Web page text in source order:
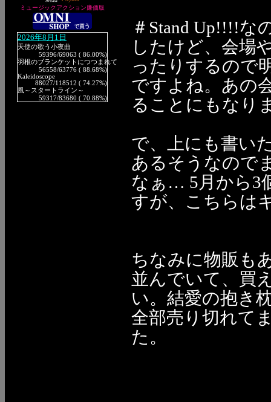
ミュージックアクション廉価版
2026年8月1日
天使の歌う小夜曲
59396/69063 ( 86.00%)
羽根のブランケットにつつまれて
56558/63776 ( 88.68%)
Kaleidoscope
88027/118512 ( 74.27%)
風～スタートライン～
59317/83680 ( 70.88%)
＃Stand Up!!!!な
したけど、会場
ったりするので
ですよね。あの
ることにもなり
で、上にも書い
あるそうなので
なぁ… 5月から3
すが、こちらは
ちなみに物販も
並んでいて、買
い。結愛の抱き
全部売り切れて
た。